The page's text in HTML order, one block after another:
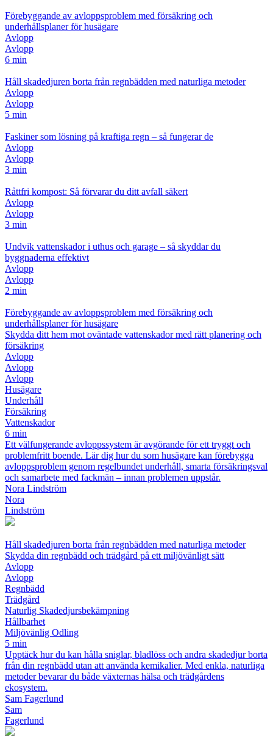
Förebyggande av avloppsproblem med försäkring och
underhållsplaner för husägare
Avlopp
Avlopp
6 min
Håll skadedjuren borta från regnbädden med naturliga metoder
Avlopp
Avlopp
5 min
Faskiner som lösning på kraftiga regn – så fungerar de
Avlopp
Avlopp
3 min
Råttfri kompost: Så förvarar du ditt avfall säkert
Avlopp
Avlopp
3 min
Undvik vattenskador i uthus och garage – så skyddar du
byggnaderna effektivt
Avlopp
Avlopp
2 min
Förebyggande av avloppsproblem med försäkring och
underhållsplaner för husägare
Skydda ditt hem mot oväntade vattenskador med rätt planering och
försäkring
Avlopp
Avlopp
Avlopp
Husägare
Underhåll
Försäkring
Vattenskador
6 min
Ett välfungerande avloppssystem är avgörande för ett tryggt och
problemfritt boende. Lär dig hur du som husägare kan förebygga
avloppsproblem genom regelbundet underhåll, smarta försäkringsval
och samarbete med fackmän – innan problemen uppstår.
Nora Lindström
Nora
Lindström
Håll skadedjuren borta från regnbädden med naturliga metoder
Skydda din regnbädd och trädgård på ett miljövänligt sätt
Avlopp
Avlopp
Regnbädd
Trädgård
Naturlig Skadedjursbekämpning
Hållbarhet
Miljövänlig Odling
5 min
Upptäck hur du kan hålla sniglar, bladlöss och andra skadedjur borta
från din regnbädd utan att använda kemikalier. Med enkla, naturliga
metoder bevarar du både växternas hälsa och trädgårdens
ekosystem.
Sam Fagerlund
Sam
Fagerlund